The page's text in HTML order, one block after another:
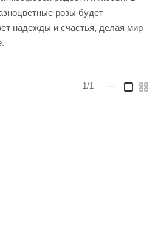
розы будет
надежды и счастья, делая мир
1/1